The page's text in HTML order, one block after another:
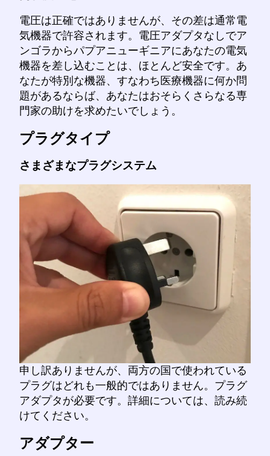
電圧は正確ではありませんが、その差は通常電
気機器で許容されます。電圧アダプタなしでア
ンゴラからパプアニューギニアにあなたの電気
機器を差し込むことは、ほとんど安全です。あ
なたが特別な機器、すなわち医療機器に何か問
題があるならば、あなたはおそらくさらなる専
門家の助けを求めたいでしょう。
プラグタイプ
さまざまなプラグシステム
申し訳ありませんが、両方の国で使われている
プラグはどれも一般的ではありません。プラグ
アダプタが必要です。詳細については、読み続
けてください。
アダプター